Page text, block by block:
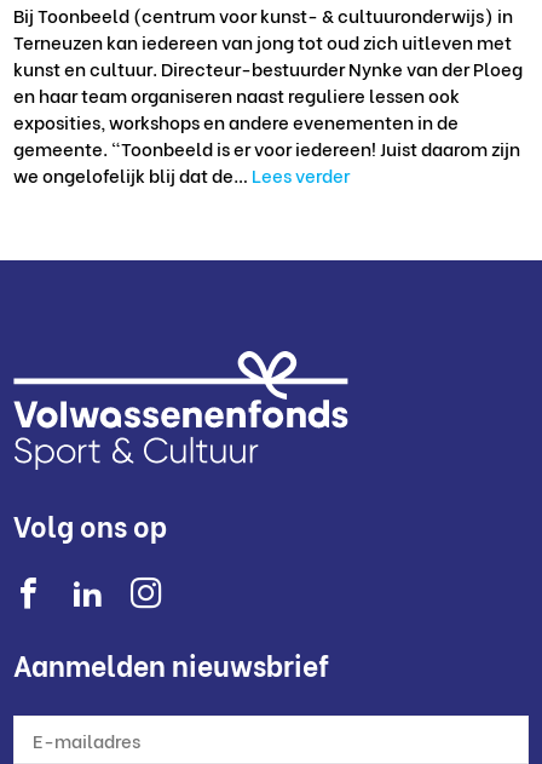
Bij Toonbeeld (centrum voor kunst- & cultuuronderwijs) in
Terneuzen kan iedereen van jong tot oud zich uitleven met
kunst en cultuur. Directeur-bestuurder Nynke van der Ploeg
en haar team organiseren naast reguliere lessen ook
exposities, workshops en andere evenementen in de
gemeente. “Toonbeeld is er voor iedereen! Juist daarom zijn
we ongelofelijk blij dat de… Lees verder
Volg ons op
Aanmelden nieuwsbrief
mailadres *